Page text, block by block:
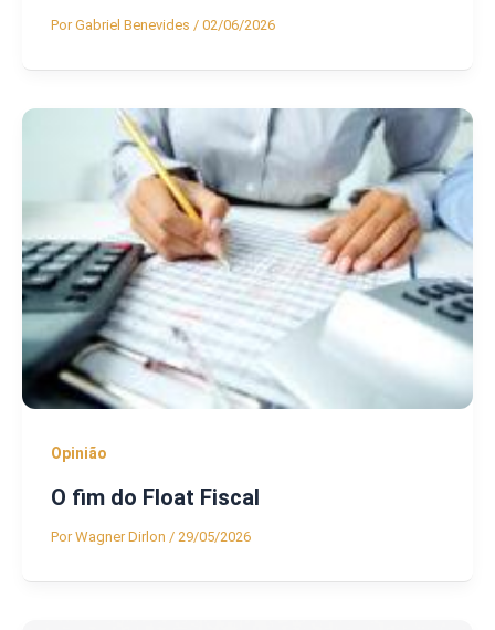
PorGabriel Benevides / 02/06/2026
Opinião
O fim do Float Fiscal
PorWagner Dirlon / 29/05/2026